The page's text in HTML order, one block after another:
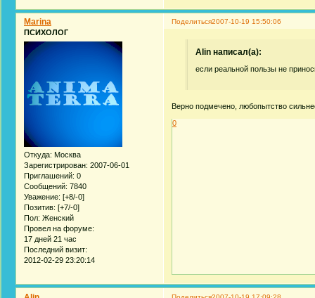
Поделиться2007-10-19 15:50:06
Marina
ПСИХОЛОГ
Откуда: Москва
Зарегистрирован: 2007-06-01
Приглашений: 0
Сообщений: 7840
Уважение: [+8/-0]
Позитив: [+7/-0]
Пол: Женский
Провел на форуме:
17 дней 21 час
Последний визит:
2012-02-29 23:20:14
Alin написал(а):
если реальной пользы не
Верно подмечено, любопытство
0